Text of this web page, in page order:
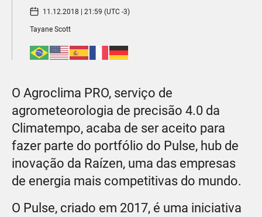
11.12.2018 | 21:59 (UTC -3)
Tayane Scott
O Agroclima PRO, serviço de
agrometeorologia de precisão 4.0 da
Climatempo, acaba de ser aceito para
fazer parte do portfólio do Pulse, hub de
inovação da Raízen, uma das empresas
de energia mais competitivas do mundo.
O Pulse, criado em 2017, é uma iniciativa